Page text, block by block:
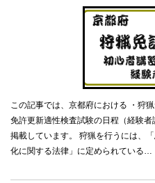
この記事では、京都府における ・狩
免許更新適性検査試験の日程（経験
掲載しています。 狩猟を行うには、
化に関する法律」に定められている…